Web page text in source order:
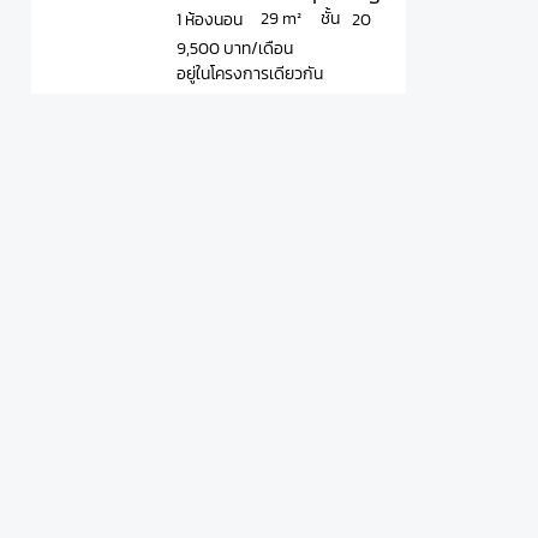
1 ห้องนอน
9,500 บาท/เดือน
ชั้น
29 m² 20
อยู่ในโครงการเดียวกัน